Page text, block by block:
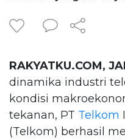
RAKYATKU.COM,
dinamika industri
kondisi
tekanan, PT Telkom
(Telkom) berhasil